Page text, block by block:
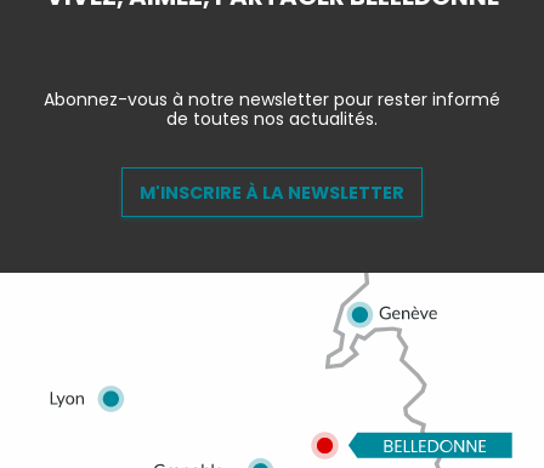
Abonnez-vous à notre newsletter pour rester informé
de toutes nos actualités.
M'INSCRIRE À LA NEWSLETTER